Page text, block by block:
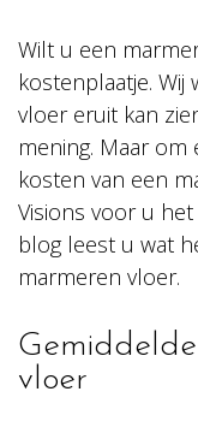
Wilt u een
kostenplaatje.
vloer eruit kan
mening. Maar
kosten van een
Visions voor u
blog leest u wat
marmeren vloer.
vloer